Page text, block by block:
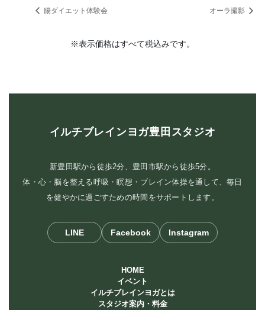
腸ダイエット体験会 オーラ撮影
※表示価格はすべて税込みです。
イルチブレインヨガ豊田スタジオ
新豊田駅から徒歩2分、豊田市駅から徒歩5分。
体・心・脳を整える呼吸・瞑想・ブレイン体操を通して、毎日
を健やかに過ごすための時間をサポートします。
LINE Facebook Instagram
HOME
イベント
イルチブレインヨガとは
スタジオ案内・料金